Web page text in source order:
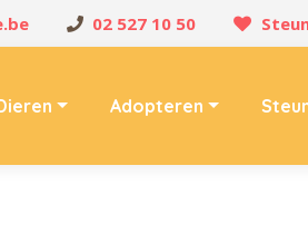
02 527 10 50
Adopteren